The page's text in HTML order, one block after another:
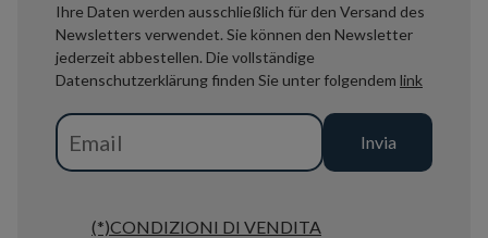
Ihre Daten werden ausschließlich für den Versand des
Newsletters verwendet. Sie können den Newsletter
jederzeit abbestellen. Die vollständige
Datenschutzerklärung finden Sie unter folgendem link
(*)CONDIZIONI DI VENDITA